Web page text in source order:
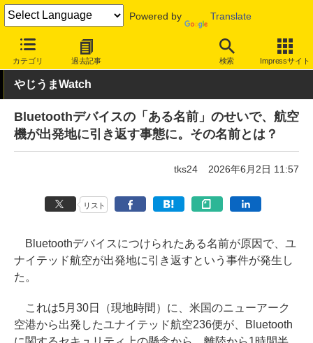
Powered by Translate
カテゴリ 過去記事 検索 Impressサイト
INTERNET Watch トピック
やじうまWatch
Bluetoothデバイスの「ある名前」のせいで、航空
機が出発地に引き返す事態に。その名前とは？
tks24 2026年6月2日 11:57
リスト
Bluetoothデバイスにつけられたある名前が原因で、ユ
ナイテッド航空が出発地に引き返すという事件が発生し
た。
これは5月30日（現地時間）に、米国のニューアーク
空港から出発したユナイテッド航空236便が、Bluetooth